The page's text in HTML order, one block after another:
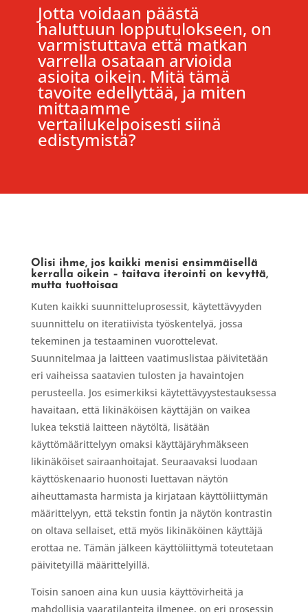
Jotta voidaan päästä
haluttuun lopputulokseen, on
varmistuttava että matkan
varrella osataan arvioida
asioita oikein. Mitä tämä
tavoite edellyttää, ja miten
mittaamme
vertailukelpoisesti siinä
edistymistä?
Olisi ihme, jos kaikki menisi ensimmäisellä
kerralla oikein – taitava iterointi on kevyttä,
mutta tuottoisaa
Kuten kaikki suunnitteluprosessit, käytettävyyden
suunnittelu on iteratiivista työskentelyä, jossa
tekeminen ja testaaminen vuorottelevat.
Suunnitelmaa ja laitteen vaatimuslistaa päivitetään
eri vaiheissa saatavien tulosten ja havaintojen
perusteella. Jos esimerkiksi käytettävyystestauksessa
havaitaan, että likinäköisen käyttäjän on vaikea
lukea tekstiä laitteen näytöltä, lisätään
käyttömäärittelyyn omaksi käyttäjäryhmäkseen
likinäköiset sairaanhoitajat. Seuraavaksi luodaan
käyttöskenaario huonosti luettavan näytön
aiheuttamasta harmista ja kirjataan käyttöliittymän
määrittelyyn, että tekstin fontin ja näytön kontrastin
on oltava sellaiset, että myös likinäköinen käyttäjä
erottaa ne. Tämän jälkeen käyttöliittymä toteutetaan
päivitetyillä määrittelyillä.
Toisin sanoen aina kun uusia käyttövirheitä ja
mahdollisia vaaratilanteita ilmenee, on eri prosessin